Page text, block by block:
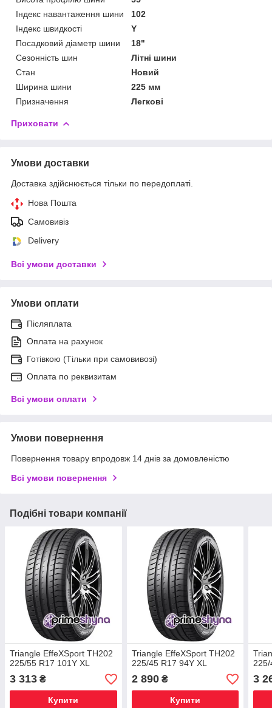
Індекс навантаження шини
102
Індекс швидкості
Y
Посадковий діаметр шини
18"
Сезонність шин
Літні шини
Стан
Новий
Ширина шини
225 мм
Призначення
Легкові
Приховати
Умови доставки
Доставка здійснюється тільки по передоплаті.
Нова Пошта
Самовивіз
Delivery
Всі умови доставки
Умови оплати
Післяплата
Оплата на рахунок
Готівкою (Тільки при самовивозі)
Оплата по реквизитам
Всі умови оплати
Умови повернення
Повернення товару впродовж 14 днів за домовленістю
Всі умови повернення
Подібні товари компанії
Triangle EffeXSport TH202
225/55 R17 101Y XL
3 313 ₴
Купити
Triangle EffeXSport TH202
225/45 R17 94Y XL
2 890₴
Купити
225/
3